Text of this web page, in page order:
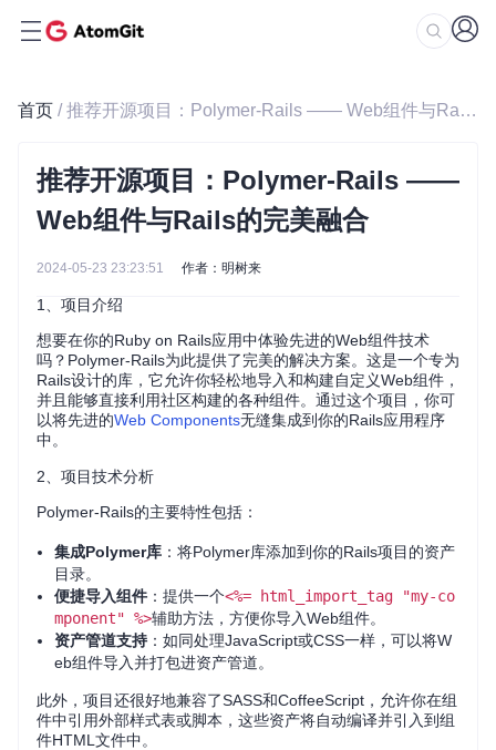
首页 / 推荐开源项目：Polymer-Rails —— Web组件与Rails的完美融合
推荐开源项目：Polymer-Rails ——
Web组件与Rails的完美融合
2024-05-23 23:23:51 作者：明树来
1、项目介绍
想要在你的Ruby on Rails应用中体验先进的Web组件技术
吗？Polymer-Rails为此提供了完美的解决方案。这是一个专为
Rails设计的库，它允许你轻松地导入和构建自定义Web组件，
并且能够直接利用社区构建的各种组件。通过这个项目，你可
以将先进的Web Components无缝集成到你的Rails应用程序
中。
2、项目技术分析
Polymer-Rails的主要特性包括：
集成Polymer库 ：将Polymer库添加到你的Rails项目的资产
目录。
便捷导入组件 ：提供一个<%= html_import_tag "my-co
mponent" %>辅助方法，方便你导入Web组件。
资产管道支持 ：如同处理JavaScript或CSS一样，可以将W
eb组件导入并打包进资产管道。
此外，项目还很好地兼容了SASS和CoffeeScript，允许你在组
件中引用外部样式表或脚本，这些资产将自动编译并引入到组
件HTML文件中。